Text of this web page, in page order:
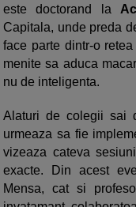
este doctorand la
Capitala, unde preda
face parte dintr-o
menite sa aduca
nu de inteligenta.
Alaturi de colegii sai
urmeaza sa fie
vizeaza cateva
exacte. Din acest
Mensa, cat si